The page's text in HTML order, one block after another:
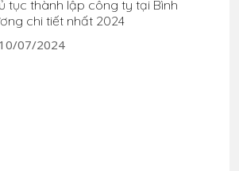
tục thành lập công ty tại Bình
chi tiết nhất 2024
10/07/2024